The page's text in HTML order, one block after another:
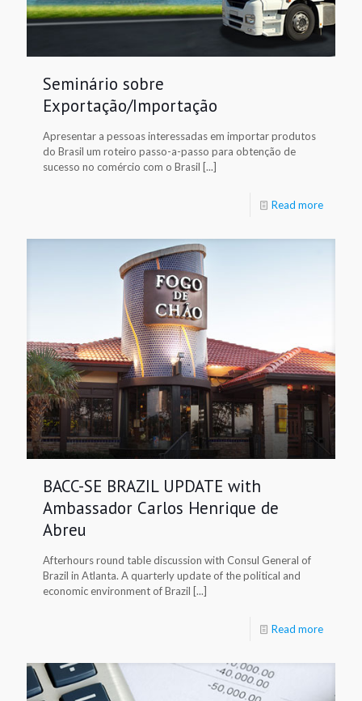
Seminário sobre
Exportação/Importação
Apresentar a pessoas interessadas em importar produtos
do Brasil um roteiro passo-a-passo para obtenção de
sucesso no comércio com o Brasil [...]
Read more
BACC-SE BRAZIL UPDATE with
Ambassador Carlos Henrique de
Abreu
Afterhours round table discussion with Consul General of
Brazil in Atlanta. A quarterly update of the political and
economic environment of Brazil [...]
Read more